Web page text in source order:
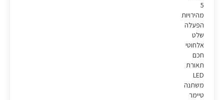
5
מהירויות
הפעלה
שלט
אלחוטי
חכם
תאורת
LED
משתנה
טיימר